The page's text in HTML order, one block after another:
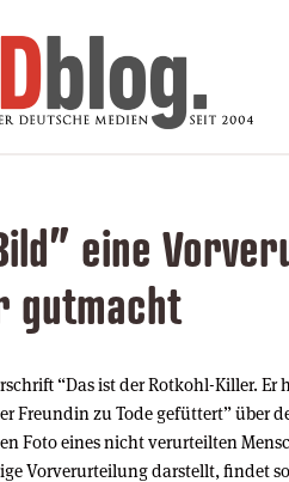
eine
gutmacht
“Das ist der Rotkohl-Killer. Er
Freundin zu Tode gefüttert” über
Foto eines nicht verurteilten
Vorverurteilung darstellt, findet